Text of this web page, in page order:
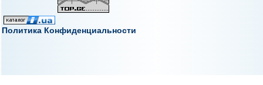
Политика Конфиденциальности